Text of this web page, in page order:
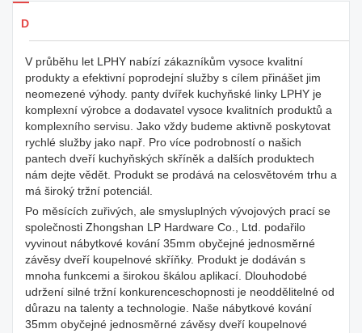
Detaily produkty
V průběhu let LPHY nabízí zákazníkům vysoce kvalitní
produkty a efektivní poprodejní služby s cílem přinášet jim
neomezené výhody. panty dvířek kuchyňské linky LPHY je
komplexní výrobce a dodavatel vysoce kvalitních produktů a
komplexního servisu. Jako vždy budeme aktivně poskytovat
rychlé služby jako např. Pro více podrobností o našich
pantech dveří kuchyňských skříněk a dalších produktech
nám dejte vědět. Produkt se prodává na celosvětovém trhu a
má široký tržní potenciál.
Po měsících zuřivých, ale smysluplných vývojových prací se
společnosti Zhongshan LP Hardware Co., Ltd. podařilo
vyvinout nábytkové kování 35mm obyčejné jednosměrné
závěsy dveří koupelnové skříňky. Produkt je dodáván s
mnoha funkcemi a širokou škálou aplikací. Dlouhodobé
udržení silné tržní konkurenceschopnosti je neoddělitelné od
důrazu na talenty a technologie. Naše nábytkové kování
35mm obyčejné jednosměrné závěsy dveří koupelnové